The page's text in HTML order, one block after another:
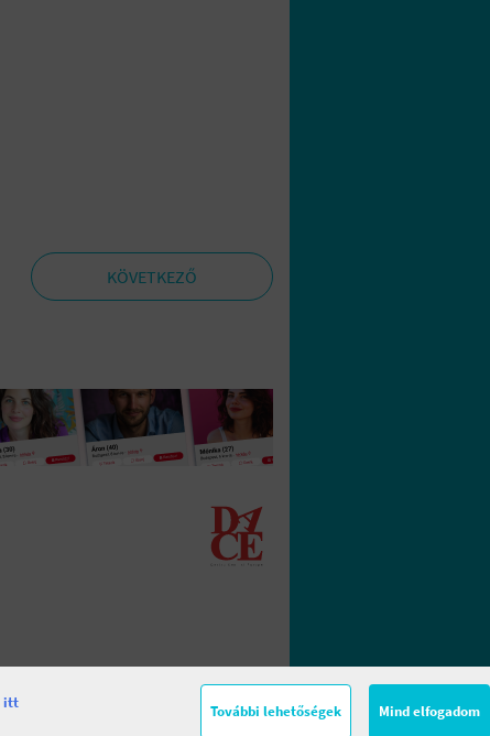
KÖVETKEZŐ
itt
További lehetőségek Mind elfogadom